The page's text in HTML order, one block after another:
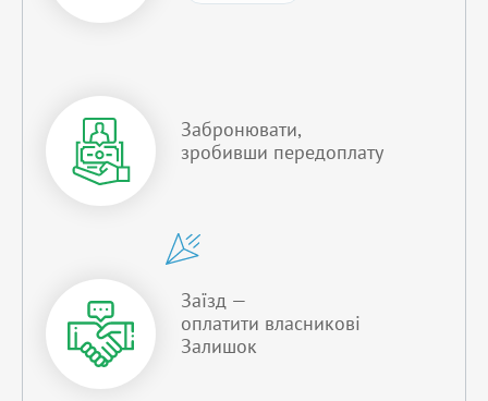
Забронювати,
зробивши передоплату
Заїзд —
оплатити власникові
Залишок